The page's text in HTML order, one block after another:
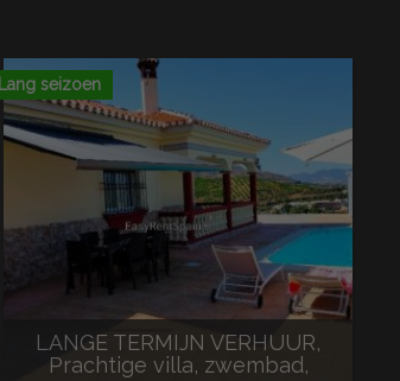
Lang seizoen
LANGE TERMIJN VERHUUR,
Prachtige villa, zwembad,